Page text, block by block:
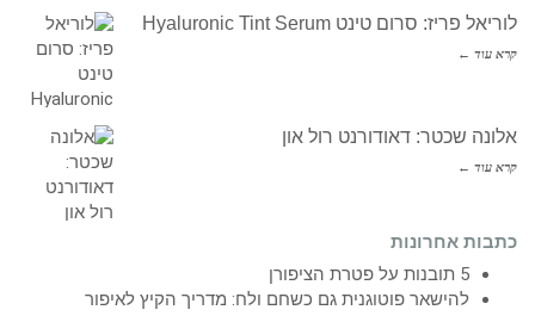
לוריאל פריז: סרום טינט Hyaluronic Tint Serum
קרא עוד ←
אלונה שכטר: דאודורנט רול און
קרא עוד ←
כתבות אחרונות
5 תובנות על פטרת הציפורן
להישאר פוטוגנית גם כשחם ולח: מדריך הקיץ לאיפור